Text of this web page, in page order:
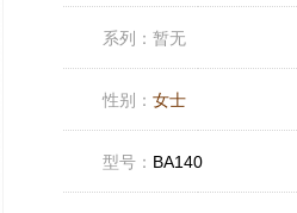
系列： 暂无
性别： 女士
型号： BA140